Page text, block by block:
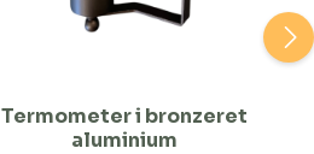
Termometer i bronzeret
aluminium